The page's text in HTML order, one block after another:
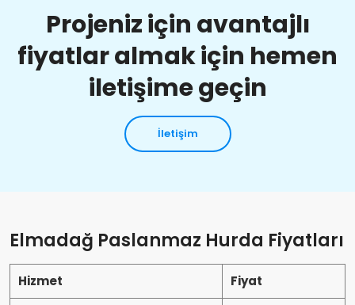
Projeniz için avantajlı
fiyatlar almak için hemen
iletişime geçin
İletişim
Elmadağ Paslanmaz Hurda Fiyatları
Hizmet Fiyat